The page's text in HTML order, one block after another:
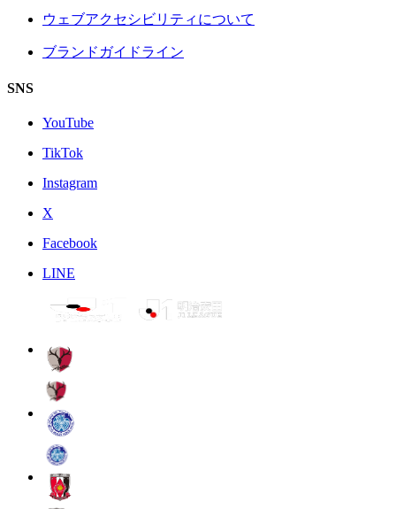
ウェブアクセシビリティについて
ブランドガイドライン
SNS
YouTube
TikTok
Instagram
X
Facebook
LINE